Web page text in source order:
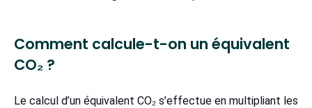
Comment calcule-t-on un équivalent
CO₂ ?
Le calcul d’un équivalent CO₂ s’effectue en multipliant les